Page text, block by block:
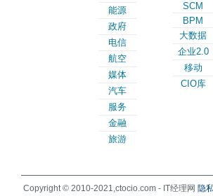
能源
政府
电信
航空
媒体
汽车
服务
金融
旅游
SCM
BPM
大数据
企业2.0
移动
CIO库
Copyright © 2010-2021,ctocio.com - IT经理网 隐